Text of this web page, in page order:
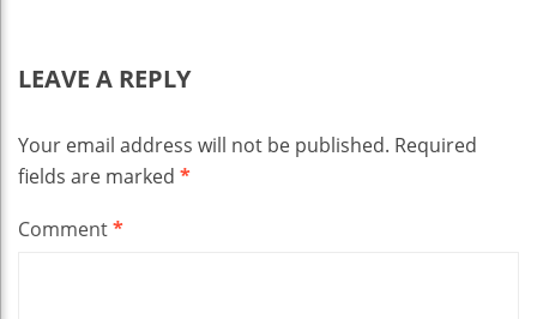
LEAVE A REPLY
Your email address will not be published. Required
fields are marked *
Comment*